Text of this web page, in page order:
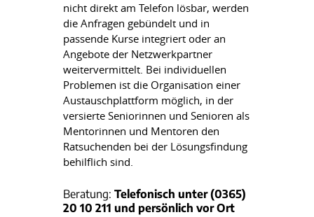
nicht direkt am Telefon lösbar, werden
die Anfragen gebündelt und in
passende Kurse integriert oder an
Angebote der Netzwerkpartner
weitervermittelt. Bei individuellen
Problemen ist die Organisation einer
Austauschplattform möglich, in der
versierte Seniorinnen und Senioren als
Mentorinnen und Mentoren den
Ratsuchenden bei der Lösungsfindung
behilflich sind.
Beratung: Telefonisch unter (0365)
20 10 211 und persönlich vor Ort